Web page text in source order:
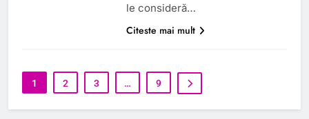
le consideră…
Citeste mai mult
1 2 3 … 9